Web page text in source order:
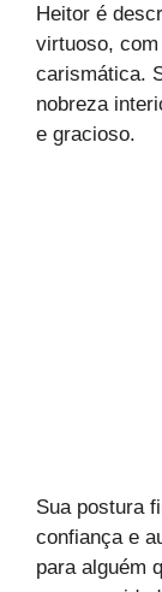
Heitor é
virtuoso,
carismática.
nobreza
e gracioso.
Sua postura
confiança e
para alguém